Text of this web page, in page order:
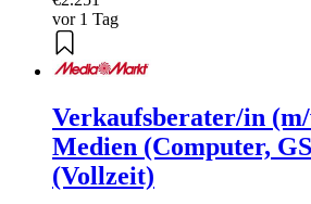
vor 1 Tag
Verkaufsberater/in
Medien (Computer,
(Vollzeit)